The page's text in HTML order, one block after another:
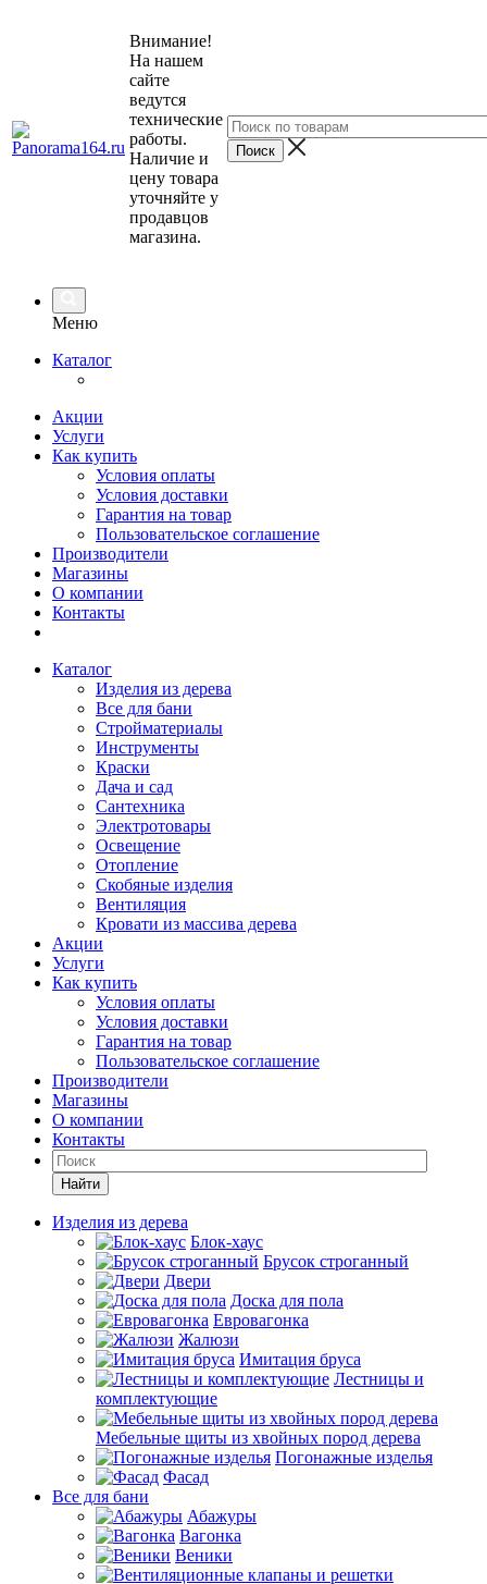
Внимание!
На нашем
сайте
ведутся
технические
работы.
Наличие и
цену товара
уточняйте у
продавцов
магазина.
Меню
Каталог
Акции
Услуги
Как купить
Условия оплаты
Условия доставки
Гарантия на товар
Пользовательское соглашение
Производители
Магазины
О компании
Контакты
Каталог
Изделия из дерева
Все для бани
Стройматериалы
Инструменты
Краски
Дача и сад
Сантехника
Электротовары
Освещение
Отопление
Скобяные изделия
Вентиляция
Кровати из массива дерева
Акции
Услуги
Как купить
Условия оплаты
Условия доставки
Гарантия на товар
Пользовательское соглашение
Производители
Магазины
О компании
Контакты
Найти
Изделия из дерева
Блок-хаус
Брусок строганный
Двери
Доска для пола
Евровагонка
Жалюзи
Имитация бруса
Лестницы и
комплектующие
Мебельные щиты из хвойных пород дерева
Погонажные изделья
Фасад
Все для бани
Абажуры
Вагонка
Веники